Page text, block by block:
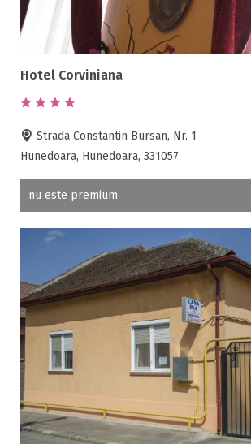
Hotel Corviniana
Strada Constantin Bursan, Nr. 1
Hunedoara, Hunedoara, 331057
nu este premium